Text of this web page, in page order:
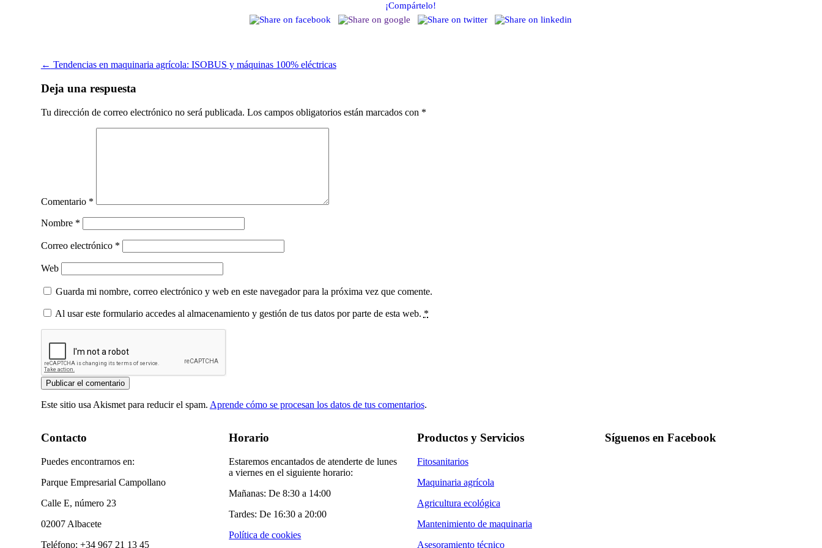
¡Compártelo!
Post
navigation
← Tendencias en maquinaria agrícola: ISOBUS y máquinas 100% eléctricas
Deja una respuesta
Tu dirección de correo electrónico no será publicada. Los campos obligatorios están marcados con *
Comentario *
Nombre *
Correo electrónico *
Web
Guarda mi nombre, correo electrónico y web en este navegador para la próxima vez que comente.
Al usar este formulario accedes al almacenamiento y gestión de tus datos por parte de esta web. *
Este sitio usa Akismet para reducir el spam. Aprende cómo se procesan los datos de tus comentarios.
Contacto
Puedes encontrarnos en:
Parque Empresarial Campollano
Calle E, número 23
02007 Albacete
Teléfono: +34 967 21 13 45
Horario
Estaremos encantados de atenderte de lunes
a viernes en el siguiente horario:
Mañanas: De 8:30 a 14:00
Tardes: De 16:30 a 20:00
Política de cookies
Productos y Servicios
Fitosanitarios
Maquinaria agrícola
Agricultura ecológica
Mantenimiento de maquinaria
Asesoramiento técnico
Síguenos en Facebook